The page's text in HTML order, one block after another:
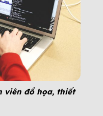
viên đồ họa, thiết